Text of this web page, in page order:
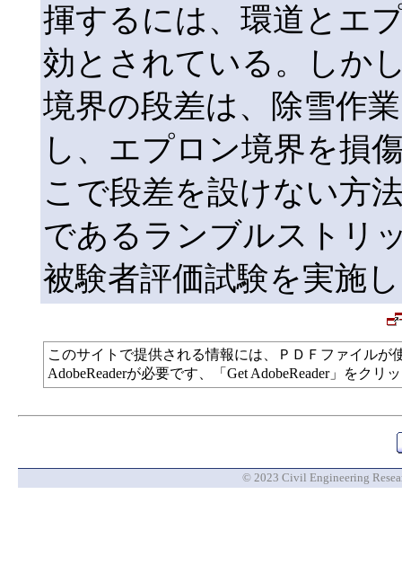
揮するには、環道とエ
効とされている。しか
境界の段差は、除雪作
し、エプロン境界を損
こで段差を設けない方
であるランブルストリ
被験者評価試験を実施
このサイトで提供される情報には、ＰＤＦファイル
AdobeReaderが必要です、「Get AdobeReader」をク
© 2023 Civil Engineering